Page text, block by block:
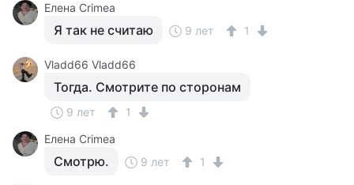
Елена Crimea
Я так не считаю 9 лет 1
Vladd66 Vladd66
Тогда. Смотрите по сторонам
9 лет
1
Елена Crimea
Смотрю. 9 лет 1